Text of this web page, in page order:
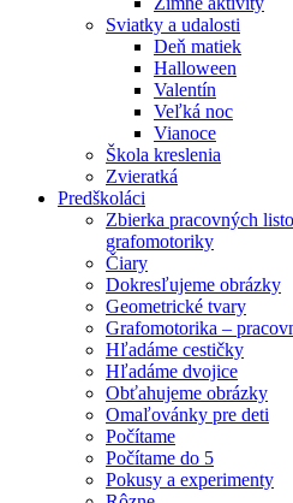
Sviatky a udalosti
Deň matiek
Halloween
Valentín
Veľká noc
Vianoce
Škola kreslenia
Zvieratká
Predškoláci
Zbierka pracovných
grafomotoriky
Čiary
Dokresľujeme obrázky
Geometrické tvary
Grafomotorika –
Hľadáme cestičky
Hľadáme dvojice
Obťahujeme obrázky
Omaľovánky pre deti
Počítame
Počítame do 5
Pokusy a experimenty